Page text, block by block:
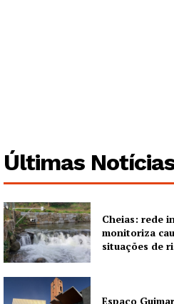
Grande Entrevista
Publicidade
Quero ser Assinante
Últimas
Cheias: rede
monitoriza
situações de
Espaço